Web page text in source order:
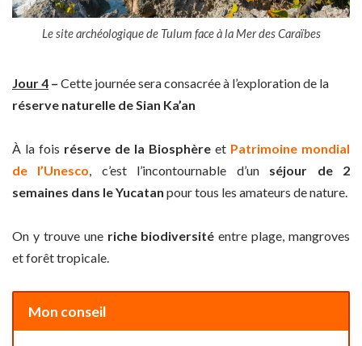
Le site archéologique de Tulum face à la Mer des Caraïbes
Jour 4 – Cette journée sera consacrée à l’exploration de la
réserve naturelle de Sian Ka’an
À la fois réserve de la Biosphère et Patrimoine mondial
de l’Unesco, c’est l’incontournable d’un séjour de 2
semaines dans le Yucatan pour tous les amateurs de nature.
On y trouve uneriche biodiversité entre plage, mangroves
et forêt tropicale.
Mon conseil